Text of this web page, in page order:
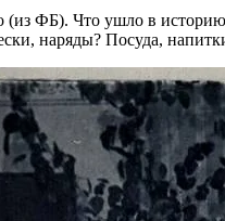
(из ФБ). Что ушло в
наряды? Посуда,